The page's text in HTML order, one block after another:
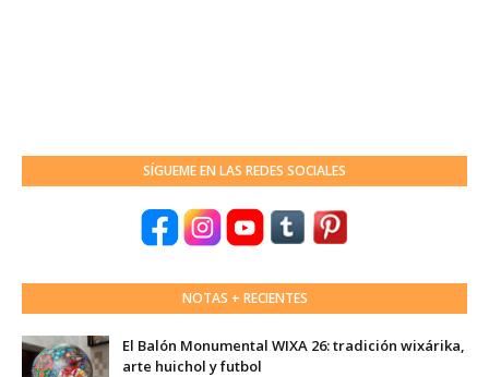
SÍGUEME EN LAS REDES SOCIALES
NOTAS + RECIENTES
El Balón Monumental WIXA 26: tradición wixárika,
arte huichol y futbol